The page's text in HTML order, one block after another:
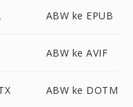
ABW ke EPUB
ABW ke AVIF
ABW ke DOTM